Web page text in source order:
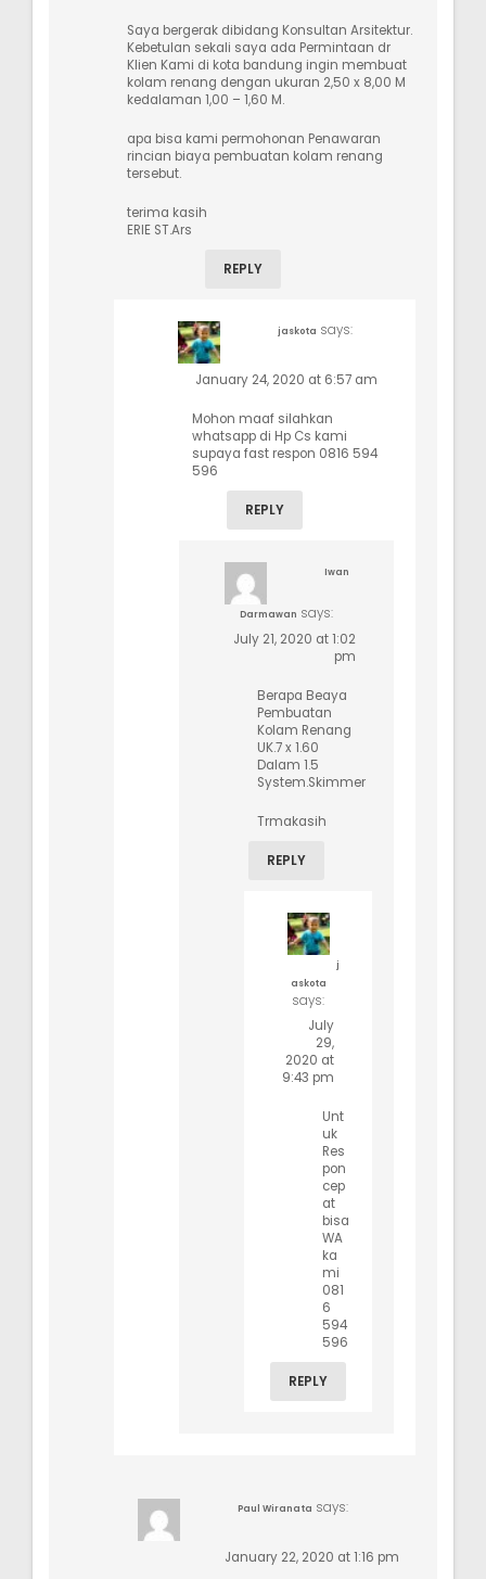
Saya bergerak dibidang Konsultan Arsitektur.
Kebetulan sekali saya ada Permintaan dr
Klien Kami di kota bandung ingin membuat
kolam renang dengan ukuran 2,50 x 8,00 M
kedalaman 1,00 – 1,60 M.
apa bisa kami permohonan Penawaran
rincian biaya pembuatan kolam renang
tersebut.
terima kasih
ERIE ST.Ars
REPLY
jaskota says:
January 24, 2020 at 6:57 am
Mohon maaf silahkan
whatsapp di Hp Cs kami
supaya fast respon 0816 594
596
REPLY
Iwan
Darmawan says:
July 21, 2020 at 1:02
pm
Berapa Beaya
Pembuatan
Kolam Renang
UK.7 x 1.60
Dalam 1.5
System.Skimmer
Trmakasih
REPLY
j
askota
says:
July
29,
2020 at
9:43 pm
Unt
uk
Res
pon
cep
at
bisa
WA
ka
mi
081
6
594
596
REPLY
Paul Wiranata says:
January 22, 2020 at 1:16 pm